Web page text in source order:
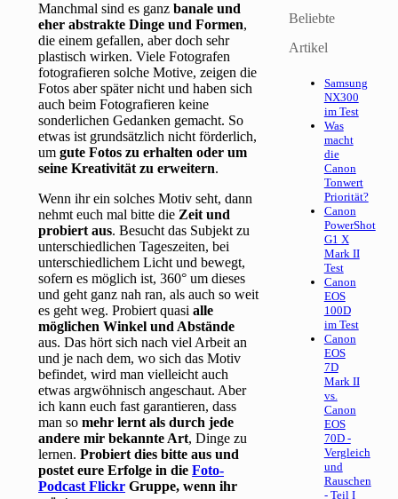
Manchmal sind es ganzbanale und
eher abstrakte Dinge und Formen,
die einem gefallen, aber doch sehr
plastisch wirken. Viele Fotografen
fotografieren solche Motive, zeigen die
Fotos aber später nicht und haben sich
auch beim Fotografieren keine
sonderlichen Gedanken gemacht. So
etwas ist grundsätzlich nicht förderlich,
umgute Fotos zu erhalten oder um
seine Kreativität zu erweitern.
Wenn ihr ein solches Motiv seht, dann
nehmt euch mal bitte die Zeit und
probiert aus. Besucht das Subjekt zu
unterschiedlichen Tageszeiten, bei
unterschiedlichem Licht und bewegt,
sofern es möglich ist, 360° um dieses
und geht ganz nah ran, als auch so weit
es geht weg. Probiert quasialle
möglichen Winkel und Abstände
aus. Das hört sich nach viel Arbeit an
und je nach dem, wo sich das Motiv
befindet, wird man vielleicht auch
etwas argwöhnisch angeschaut. Aber
ich kann euch fast garantieren, dass
man somehr lernt als durch jede
andere mir bekannte Art, Dinge zu
lernen.Probiert dies bitte aus und
postet eure Erfolge in dieFoto-
Podcast Flickr Gruppe, wenn ihr
Beliebte
Artikel
Samsung
NX300
im Test
Was
macht
die
Canon
Tonwert
Priorität?
Canon
PowerShot
G1 X
Mark II
Test
Canon
EOS
100D
im Test
Canon
EOS
7D
Mark II
vs.
Canon
EOS
70D -
Vergleich
und
Rauschen
- Teil I